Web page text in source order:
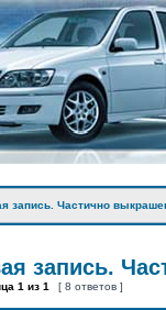
запись. Частично
запись.
1 из 1 [ 8 ответов ]